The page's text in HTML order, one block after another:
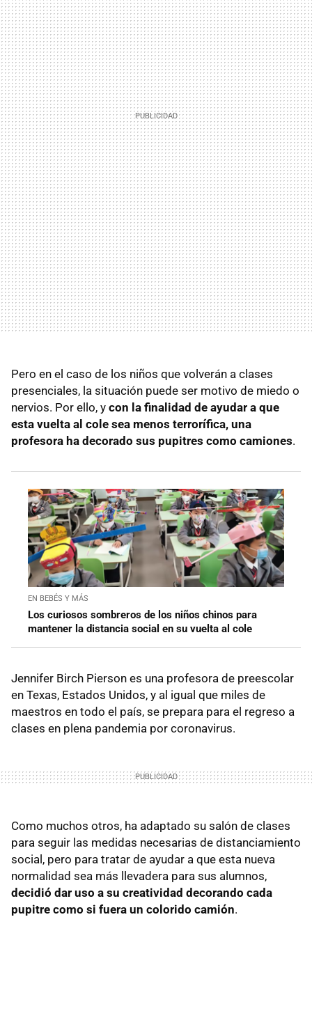
Pero en el caso de los niños que volverán a clases
presenciales, la situación puede ser motivo de miedo o
nervios. Por ello, y con la finalidad de ayudar a que
esta vuelta al cole sea menos terrorífica, una
profesora ha decorado sus pupitres como camiones.
EN BEBÉS Y MÁS
Los curiosos sombreros de los niños chinos para
mantener la distancia social en su vuelta al cole
Jennifer Birch Pierson es una profesora de preescolar
en Texas, Estados Unidos, y al igual que miles de
maestros en todo el país, se prepara para el regreso a
clases en plena pandemia por coronavirus.
Como muchos otros, ha adaptado su salón de clases
para seguir las medidas necesarias de distanciamiento
social, pero para tratar de ayudar a que esta nueva
normalidad sea más llevadera para sus alumnos,
decidió dar uso a su creatividad decorando cada
pupitre como si fuera un colorido camión.